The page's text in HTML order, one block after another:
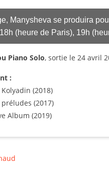
Manysheva se produira
(heure de Paris), 19h
Piano Solo, sortie le 24 avril
:
(2018)
préludes (2017)
Album (2019)